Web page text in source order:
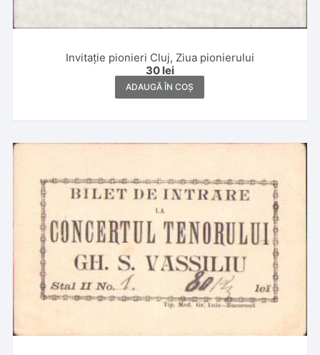
Invitație pionieri Cluj, Ziua pionierului
30 lei
ADAUGĂ ÎN COȘ